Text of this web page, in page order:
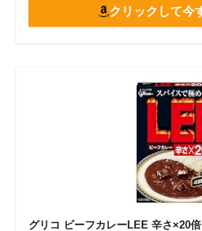
クリックして今
グリコ ビーフカレーLEE 辛さ×20